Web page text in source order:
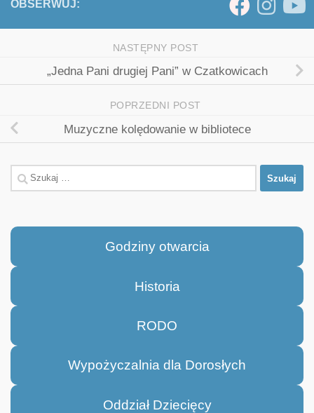
OBSERWUJ:
NASTĘPNY POST
„Jedna Pani drugiej Pani” w Czatkowicach
POPRZEDNI POST
Muzyczne kolędowanie w bibliotece
Szukaj:
Godziny otwarcia
Historia
RODO
Wypożyczalnia dla Dorosłych
Oddział Dziecięcy